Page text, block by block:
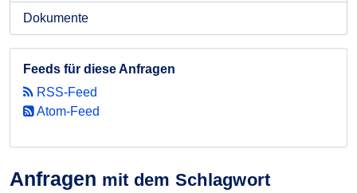
Anfragen mit dem Schlagwort
Dokumente
Feeds für diese Anfragen
RSS-Feed
Atom-Feed